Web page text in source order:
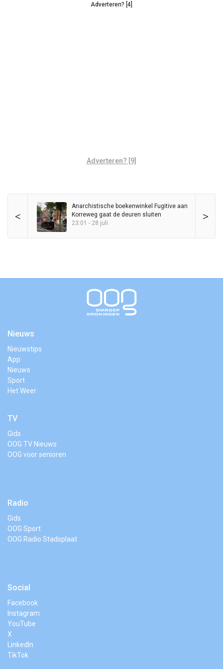
Adverteren? [4]
Adverteren? [9]
< >
Anarchistische boekenwinkel Fugitive aan
Korreweg gaat de deuren sluiten
23:01 - 28 juli
Nieuws
Nieuwstips
App
Nieuws
Sport
Het Weer
TV
Gids
OOG TV Nieuws
OOG voor senioren
Radio
Gids
OOG Sport
OOG Radio Stadsplaat
Social
Facebook
Instagram
YouTube
X
LinkedIn
TikTok